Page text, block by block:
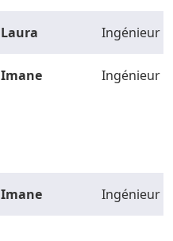
Laura Ingénieur
Imane Ingénieur
Imane Ingénieur